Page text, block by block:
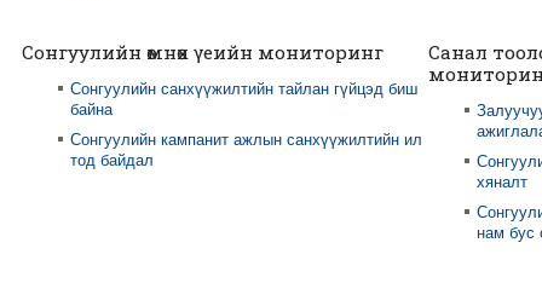
Сонгуулийн өмнөх үеийн мониторинг
Сонгуулийн санхүүжилтийн тайлан гүйцэд биш
байна
Сонгуулийн кампанит ажлын санхүүжилтийн ил
тод байдал
Санал
хяналт
нам бус